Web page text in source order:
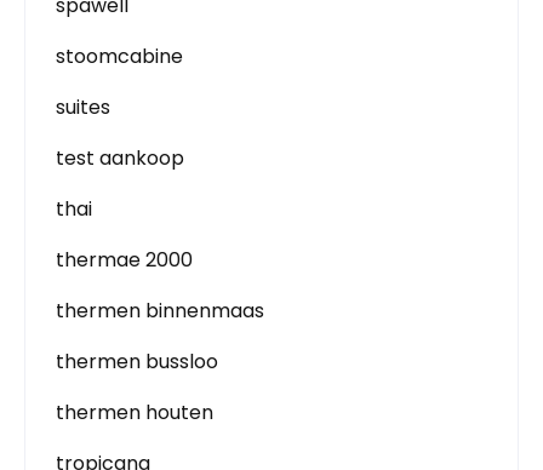
stoomcabine
suites
test aankoop
thai
thermae 2000
thermen binnenmaas
thermen bussloo
thermen houten
tropicana